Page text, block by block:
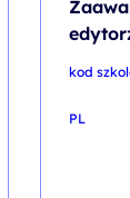
kod
PL